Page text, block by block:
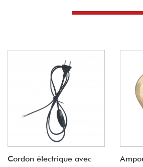
Cordon électrique avec